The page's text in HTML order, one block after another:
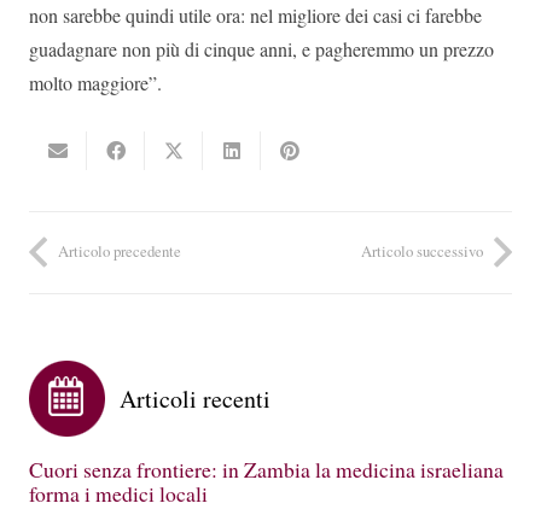
non sarebbe quindi utile ora: nel migliore dei casi ci farebbe
guadagnare non più di cinque anni, e pagheremmo un prezzo
molto maggiore”.
Articolo precedente Articolo successivo
Articoli recenti
Cuori senza frontiere: in Zambia la medicina israeliana
forma i medici locali